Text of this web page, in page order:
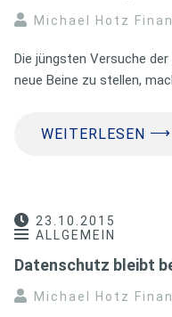
Michael Hotz
Die jüngsten Versuche
neue Beine zu stellen,
WEITERLESEN ⟶
23.10.2015
ALLGEMEIN
Datenschutz bleibt
Michael Hotz